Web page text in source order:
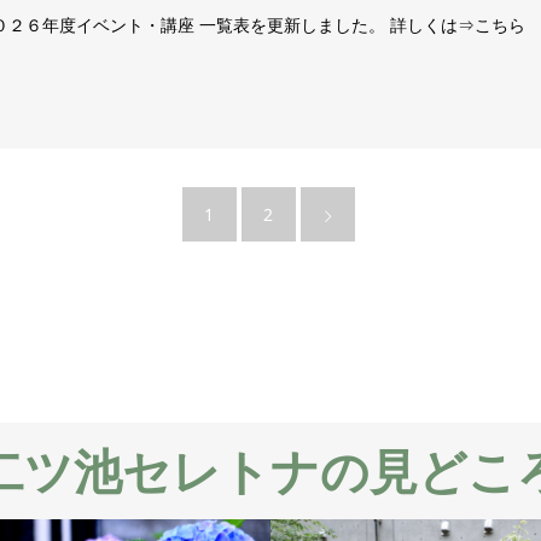
２６年度イベント・講座 一覧表を更新しました。 詳しくは⇒こちら
1 2
ツ池セレトナの見どこ